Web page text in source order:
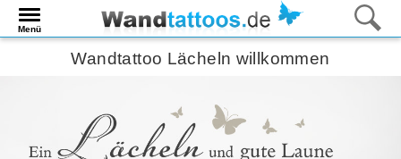
Menü
Wandtattoo Lächeln willkommen